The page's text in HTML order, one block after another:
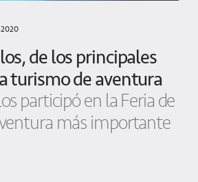
de los principales
turismo de aventura
participó en la Feria de
más importante